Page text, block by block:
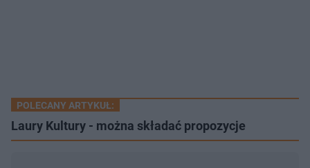
POLECANY ARTYKUŁ:
Laury Kultury - można składać propozycje